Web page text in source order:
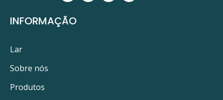
INFORMAÇÃO
Lar
Sobre nós
Produtos